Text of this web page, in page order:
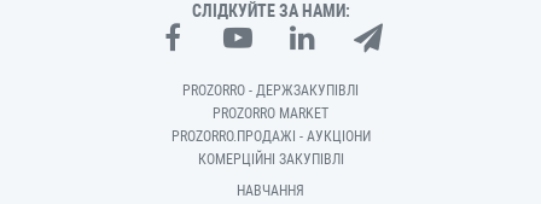
СЛІДКУЙТЕ ЗА НАМИ:
PROZORRO - ДЕРЖЗАКУПІВЛІ
PROZORRO MARKET
PROZORRO.ПРОДАЖІ - АУКЦІОНИ
КОМЕРЦІЙНІ ЗАКУПІВЛІ
НАВЧАННЯ